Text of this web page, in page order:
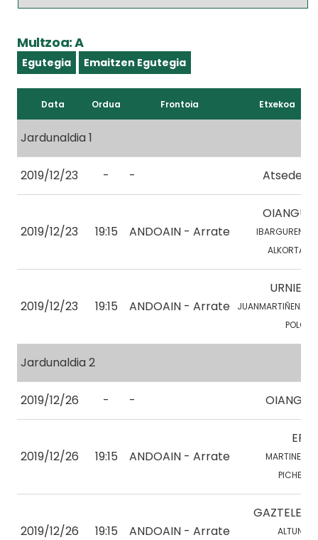
Multzoa: A
Egutegia Emaitzen Egutegia
Data Ordua Frontoia Etxekoa
Jardunaldia 1
2019/12/23 - - Atsedena
2019/12/23 19:15 ANDOAIN - Arrate
OIANGU 2
IBARGUREN , X.
ALKORTA, O.
2019/12/23 19:15 ANDOAIN - Arrate
URNIETA
JUANMARTIÑENA, J.
POLO, J.
Jardunaldia 2
2019/12/26 - - OIANGU 1
2019/12/26 19:15 ANDOAIN - Arrate
EPLE
MARTINEZ, Y.
PICHEL, R.
2019/12/26 19:15 ANDOAIN - Arrate
GAZTELEKU
ALTUNA, I.